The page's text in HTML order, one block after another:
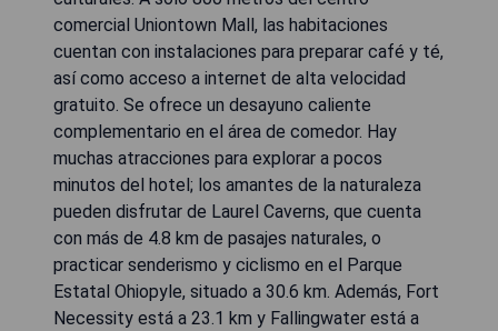
comercial Uniontown Mall, las habitaciones
cuentan con instalaciones para preparar café y té,
así como acceso a internet de alta velocidad
gratuito. Se ofrece un desayuno caliente
complementario en el área de comedor. Hay
muchas atracciones para explorar a pocos
minutos del hotel; los amantes de la naturaleza
pueden disfrutar de Laurel Caverns, que cuenta
con más de 4.8 km de pasajes naturales, o
practicar senderismo y ciclismo en el Parque
Estatal Ohiopyle, situado a 30.6 km. Además, Fort
Necessity está a 23.1 km y Fallingwater está a